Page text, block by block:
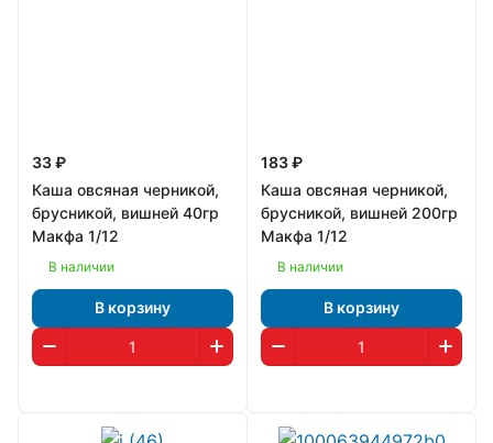
33 ₽
Каша овсяная черникой,
брусникой, вишней 40гр
Макфа 1/12
В наличии
В корзину
183 ₽
Каша овсяная черникой,
брусникой, вишней 200гр
Макфа 1/12
В наличии
В корзину